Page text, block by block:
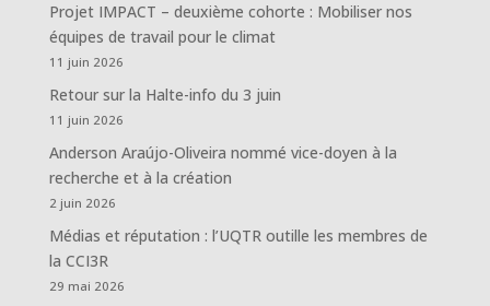
Projet IMPACT – deuxième cohorte : Mobiliser nos
équipes de travail pour le climat
11 juin 2026
Retour sur la Halte-info du 3 juin
11 juin 2026
Anderson Araújo-Oliveira nommé vice-doyen à la
recherche et à la création
2 juin 2026
Médias et réputation : l’UQTR outille les membres de
la CCI3R
29 mai 2026